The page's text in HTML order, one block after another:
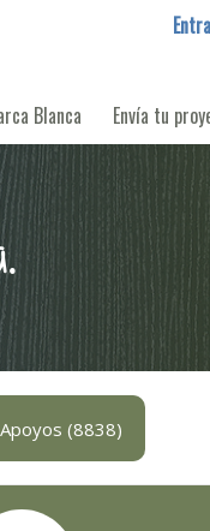
Entra
Blanca Envía tu
Apoyos (8838)